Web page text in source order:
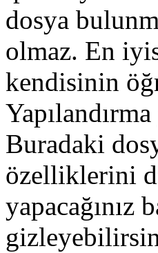
dosya
olmaz. En
kendisinin
Buradaki
özelliklerini
yapacağınız